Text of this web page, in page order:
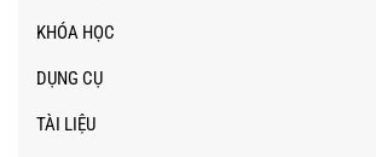
KHÓA HỌC
DỤNG CỤ
TÀI LIỆU